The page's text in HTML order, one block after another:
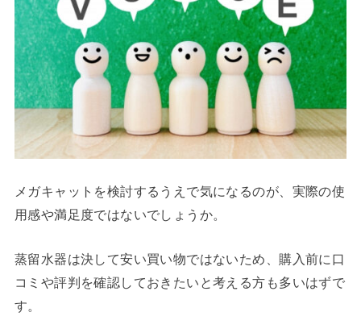
メガキャットを検討するうえで気になるのが、実際の使
用感や満足度ではないでしょうか。
蒸留水器は決して安い買い物ではないため、購入前に口
コミや評判を確認しておきたいと考える方も多いはずで
す。